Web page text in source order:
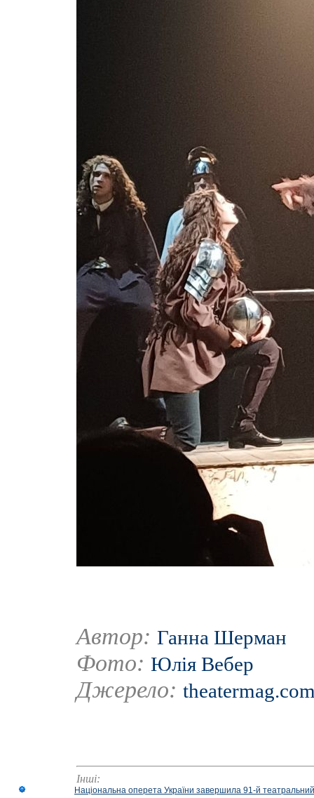
Автор: Ганна Шерман
Фото: Юлія Вебер
Джерело:
Інші:
Національна оперета України завершила 91-й